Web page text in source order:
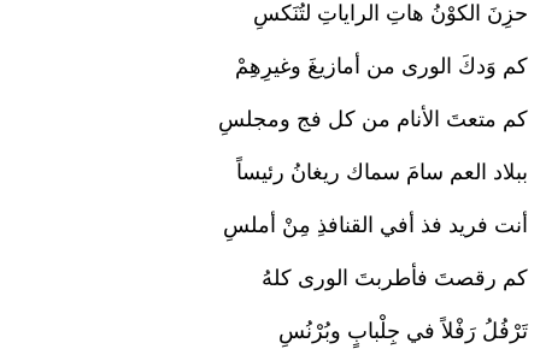
حزِنَ الكوْنُ هاتِ الراياتِ لتُنَكسِ
كم وَدكَ الورى من أمازيغَ وغيرِهِمْ
كم متعتَ الأنام من كل فج ومجلسِ
ببلاد العم سامَ سماك ريغانُ رئيساً
أنت فريد فذ أفي القنافذِ مِنْ أملسِ
كم رقصتَ فأطربتَ الورى كلهُ
تَرْفُلُ رَفْلاً في جِلْبابٍ وبُرْنُسِ